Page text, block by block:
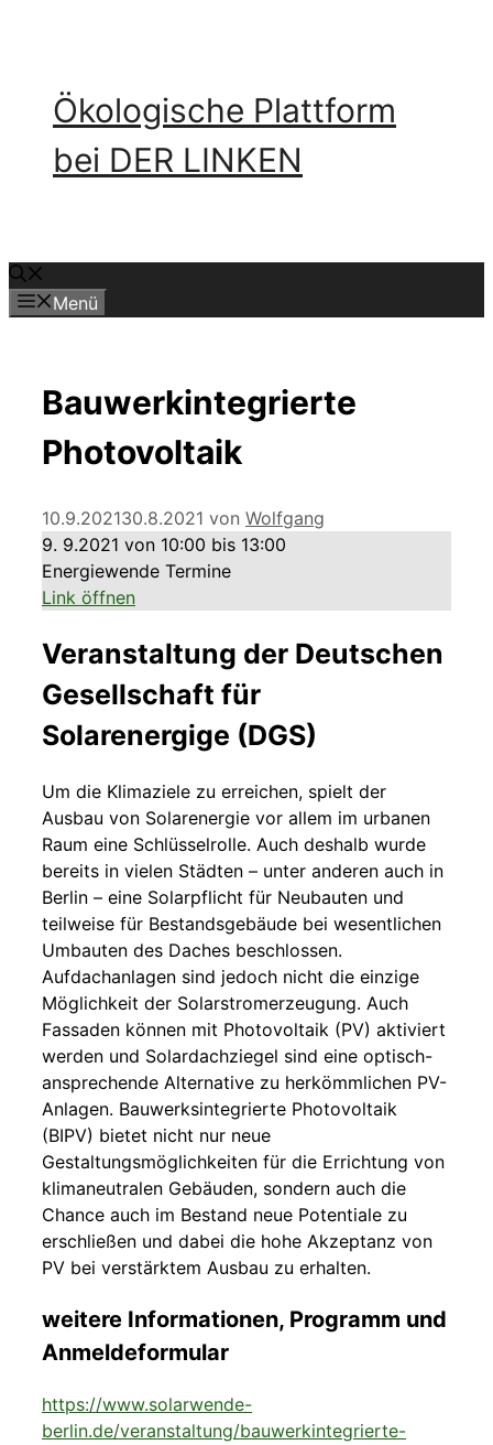
Ökologische Plattform
bei DER LINKEN
Menü
Bauwerkintegrierte
Photovoltaik
10.9.202130.8.2021 von Wolfgang
9. 9.2021 von 10:00 bis 13:00
Energiewende Termine
Link öffnen
Veranstaltung der Deutschen
Gesellschaft für
Solarenergige (DGS)
Um die Klimaziele zu erreichen, spielt der
Ausbau von Solarenergie vor allem im urbanen
Raum eine Schlüsselrolle. Auch deshalb wurde
bereits in vielen Städten – unter anderen auch in
Berlin – eine Solarpflicht für Neubauten und
teilweise für Bestandsgebäude bei wesentlichen
Umbauten des Daches beschlossen.
Aufdachanlagen sind jedoch nicht die einzige
Möglichkeit der Solarstromerzeugung. Auch
Fassaden können mit Photovoltaik (PV) aktiviert
werden und Solardachziegel sind eine optisch-
ansprechende Alternative zu herkömmlichen PV-
Anlagen. Bauwerksintegrierte Photovoltaik
(BIPV) bietet nicht nur neue
Gestaltungsmöglichkeiten für die Errichtung von
klimaneutralen Gebäuden, sondern auch die
Chance auch im Bestand neue Potentiale zu
erschließen und dabei die hohe Akzeptanz von
PV bei verstärktem Ausbau zu erhalten.
weitere Informationen, Programm und
Anmeldeformular
https://www.solarwende-
berlin.de/veranstaltung/bauwerkintegrierte-